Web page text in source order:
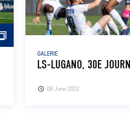
08 June 2022
GALERIE
LS-LUGANO, 30E